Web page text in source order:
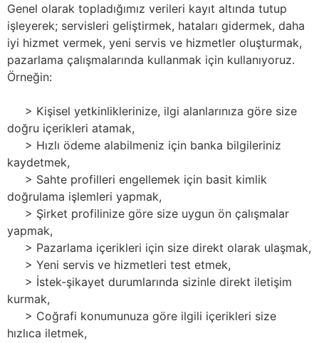
Genel olarak topladığımız verileri kayıt altında tutup
işleyerek; servisleri geliştirmek, hataları gidermek, daha
iyi hizmet vermek, yeni servis ve hizmetler oluşturmak,
pazarlama çalışmalarında kullanmak için kullanıyoruz.
Örneğin:
> Kişisel yetkinliklerinize, ilgi alanlarınıza göre size
doğru içerikleri atamak,
> Hızlı ödeme alabilmeniz için banka bilgileriniz
kaydetmek,
> Sahte profilleri engellemek için basit kimlik
doğrulama işlemleri yapmak,
> Şirket profilinize göre size uygun ön çalışmalar
yapmak,
> Pazarlama içerikleri için size direkt olarak ulaşmak,
> Yeni servis ve hizmetleri test etmek,
> İstek-şikayet durumlarında sizinle direkt iletişim
kurmak,
> Coğrafi konumunuza göre ilgili içerikleri size
hızlıca iletmek,